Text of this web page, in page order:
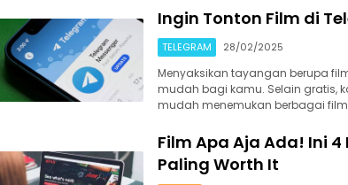
Ingin Tonton Film di
TELEGRAM 28/02/2025
Menyaksikan tayangan berupa
mudah bagi kamu. Selain gratis,
mudah menemukan berbagai
Film Apa Aja Ada! Ini
Paling Worth It